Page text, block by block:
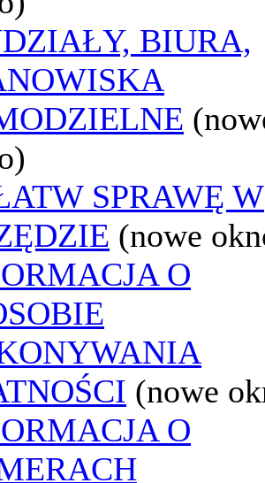
BIURA,
SPRAWĘ W
(nowe
O
(nowe
O